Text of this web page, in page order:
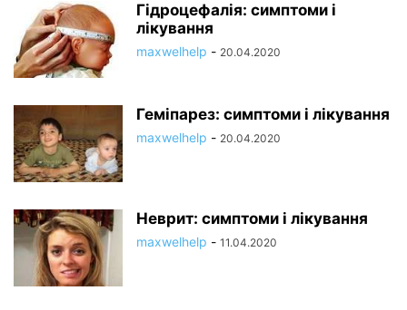
Гідроцефалія: симптоми і
лікування
maxwelhelp - 20.04.2020
Геміпарез: симптоми і лікування
maxwelhelp - 20.04.2020
Неврит: симптоми і лікування
maxwelhelp - 11.04.2020